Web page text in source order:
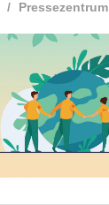
Pressezentrum